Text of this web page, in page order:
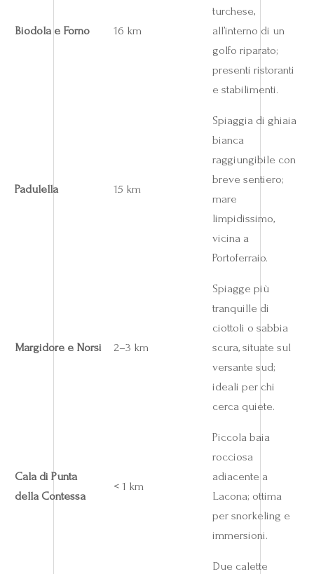
Biodola e Forno 16 km
turchese,
all’interno di un
golfo riparato;
presenti ristoranti
e stabilimenti.
Padulella 15 km
Spiaggia di ghiaia
bianca
raggiungibile con
breve sentiero;
mare
limpidissimo,
vicina a
Portoferraio.
Margidore e Norsi 2–3 km
Spiagge più
tranquille di
ciottoli o sabbia
scura, situate sul
versante sud;
ideali per chi
cerca quiete.
Cala di Punta
della Contessa
< 1 km
Piccola baia
rocciosa
adiacente a
Lacona; ottima
per snorkeling e
immersioni.
Due calette